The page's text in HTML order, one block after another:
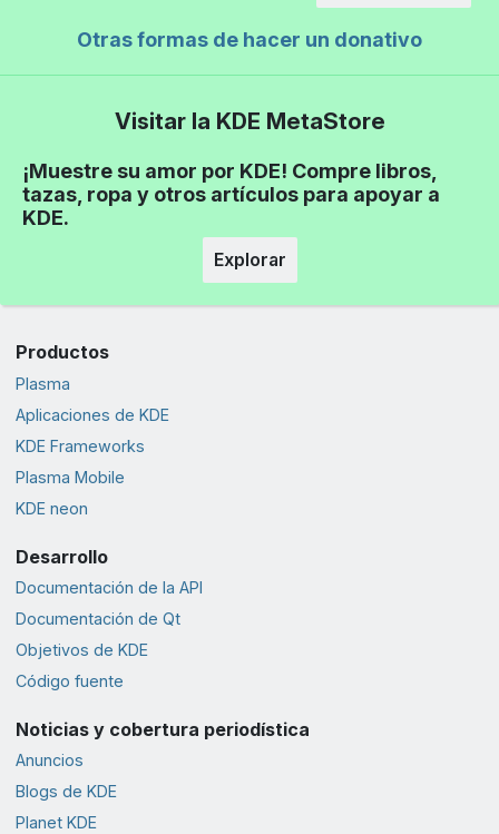
Otras formas de hacer un donativo
Visitar la KDE MetaStore
¡Muestre su amor por KDE! Compre libros,
tazas, ropa y otros artículos para apoyar a
KDE.
Explorar
Productos
Plasma
Aplicaciones de KDE
KDE Frameworks
Plasma Mobile
KDE neon
Desarrollo
Documentación de la API
Documentación de Qt
Objetivos de KDE
Código fuente
Noticias y cobertura periodística
Anuncios
Blogs de KDE
Planet KDE